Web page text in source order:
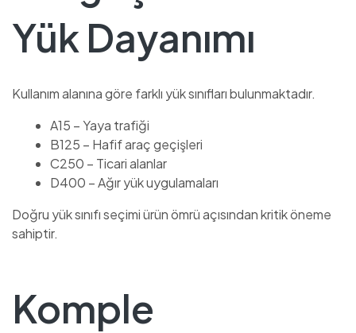
Yük Dayanımı
Kullanım alanına göre farklı yük sınıfları bulunmaktadır.
A15 – Yaya trafiği
B125 – Hafif araç geçişleri
C250 – Ticari alanlar
D400 – Ağır yük uygulamaları
Doğru yük sınıfı seçimi ürün ömrü açısından kritik öneme
sahiptir.
Komple